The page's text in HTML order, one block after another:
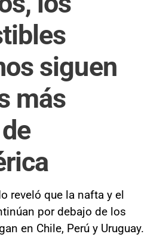
siguen
más
reveló que la nafta y el
por debajo de los
en Chile, Perú y Uruguay.